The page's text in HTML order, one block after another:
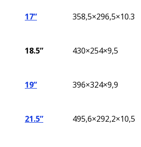
17” 358,5×296,5×10.3
18.5” 430×254×9,5
19” 396×324×9,9
21.5” 495,6×292,2×10,5